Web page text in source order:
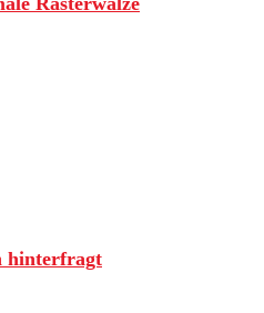
hinterfragt